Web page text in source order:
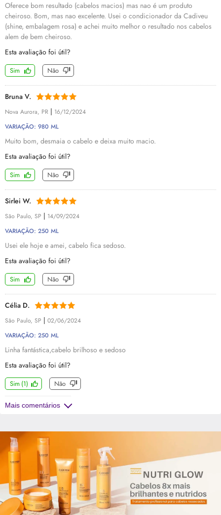
Oferece bom resultado (cabelos macios) mas nao é um produto
cheiroso. Bom, mas nao excelente. Usei o condicionador da Cadiveu
(shine, embalagem rosa) e achei muito melhor o resultado nos cabelos
alem de bem cheiroso.
Esta avaliação foi útil?
Sim Não
Bruna V.
Nova Aurora, PR | 16/12/2024
VARIAÇÃO: 980 ML
Muito bom, desmaia o cabelo e deixa muito macio.
Esta avaliação foi útil?
Sim Não
Sirlei W.
São Paulo, SP | 14/09/2024
VARIAÇÃO: 250 ML
Usei ele hoje e amei, cabelo fica sedoso.
Esta avaliação foi útil?
Sim Não
Célia D.
São Paulo, SP | 02/06/2024
VARIAÇÃO: 250 ML
Linha fantástica,cabelo brilhoso e sedoso
Esta avaliação foi útil?
Sim (1) Não
Mais comentários